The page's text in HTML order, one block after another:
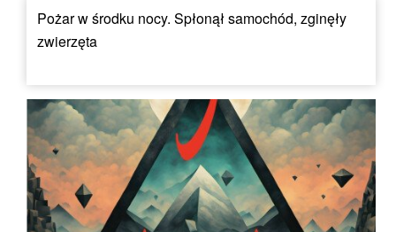
Pożar w środku nocy. Spłonął samochód, zginęły
zwierzęta